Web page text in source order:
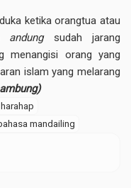
ketika orangtua atau
andungsudah jarang
menangisi orang yang
islam yang melarang
mandailing